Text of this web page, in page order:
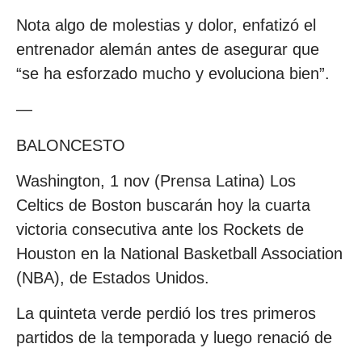
Nota algo de molestias y dolor, enfatizó el
entrenador alemán antes de asegurar que
“se ha esforzado mucho y evoluciona bien”.
—
BALONCESTO
Washington, 1 nov (Prensa Latina) Los
Celtics de Boston buscarán hoy la cuarta
victoria consecutiva ante los Rockets de
Houston en la National Basketball Association
(NBA), de Estados Unidos.
La quinteta verde perdió los tres primeros
partidos de la temporada y luego renació de